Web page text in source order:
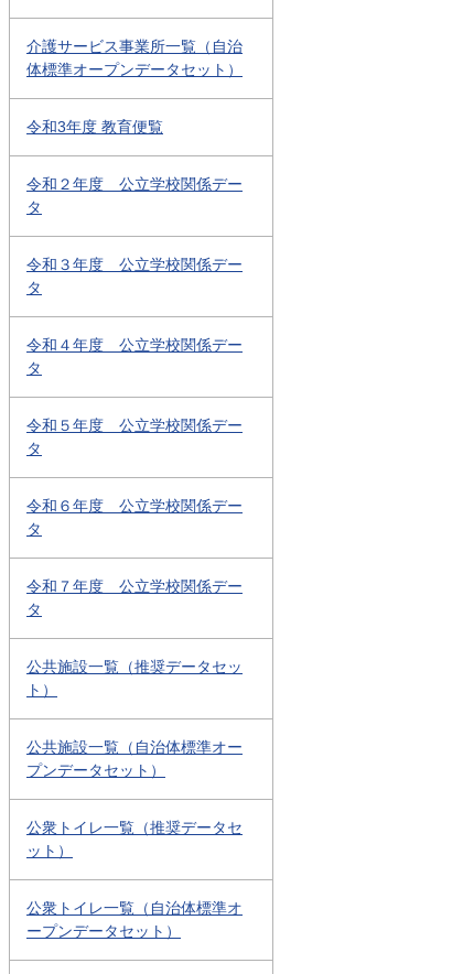
介護サービス事業所一覧（自治
体標準オープンデータセット）
令和3年度 教育便覧
令和２年度 公立学校関係デー
タ
令和３年度 公立学校関係デー
タ
令和４年度 公立学校関係デー
タ
令和５年度 公立学校関係デー
タ
令和６年度 公立学校関係デー
タ
令和７年度 公立学校関係デー
タ
公共施設一覧（推奨データセッ
ト）
公共施設一覧（自治体標準オー
プンデータセット）
公衆トイレ一覧（推奨データセ
ット）
公衆トイレ一覧（自治体標準オ
ープンデータセット）